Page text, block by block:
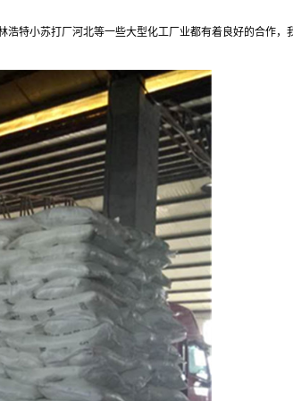
特小苏打厂河北等一些大型化工厂业都有着良好的合作